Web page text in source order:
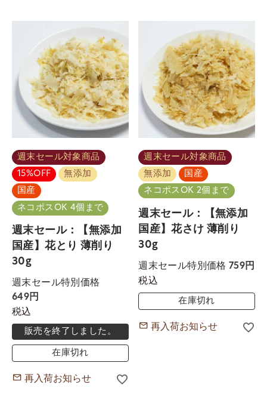
週末セール対象商品
15%OFF
無添加
国産
ネコポスOK 4個まで
週末セール：【無添加
国産】花とり 薄削り
30g
週末セール特別価格
649
税込
販売を終了しました。
在庫切れ
再入荷お知らせ
週末セール対象商品
無添加
国産
ネコポスOK 2個まで
週末セール：【無添加
国産】花さけ 薄削り
30g
週末セール特別価格 759
税込
在庫切れ
再入荷お知らせ